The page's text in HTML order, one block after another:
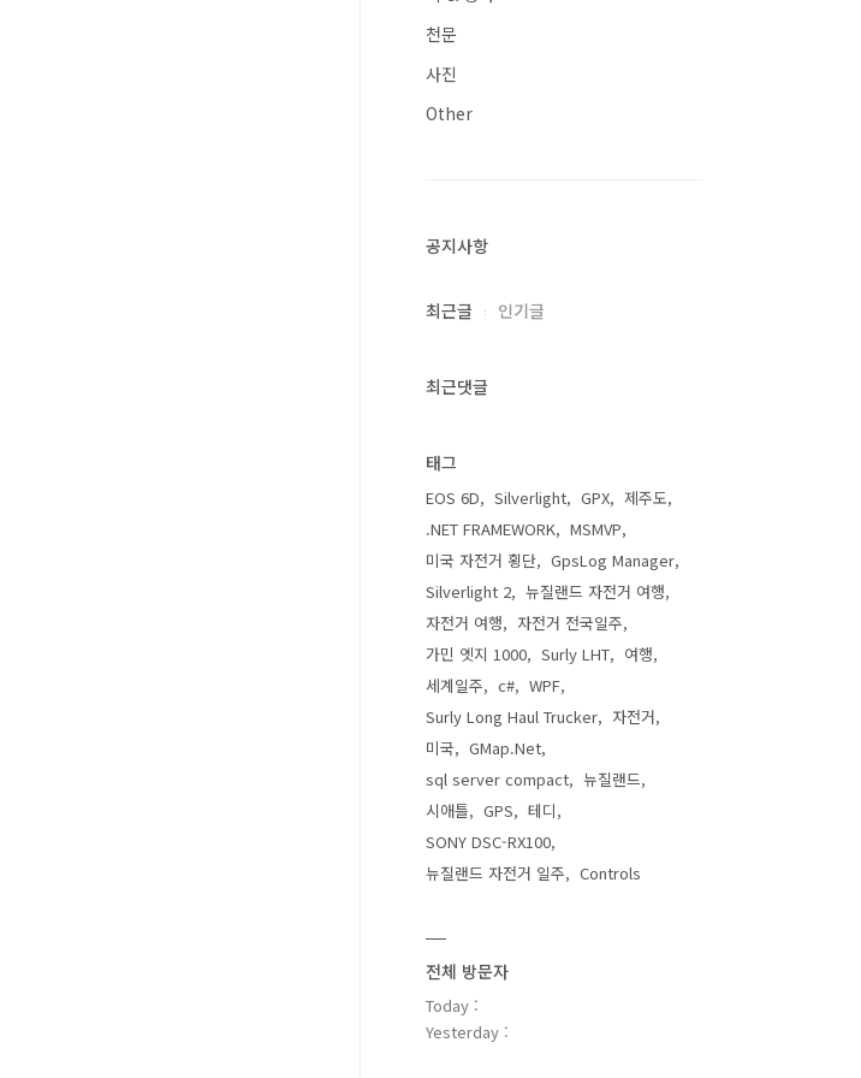
천문
사진
Other
공지사항
최근글 인기글
최근댓글
태그
EOS 6D Silverlight GPX
제주도
.NET FRAMEWORK
MSMVP
미국 자전거 횡단
GpsLog Manager
Silverlight 2
뉴질랜드 자전거 여행
자전거 여행
자전거 전국일주
가민 엣지 1000
Surly LHT
여행
세계일주
c#
WPF
Surly Long Haul Trucker
자전거
미국
GMap.Net
sql server compact
뉴질랜드
시애틀
GPS
테디
SONY DSC-RX100
뉴질랜드 자전거 일주
Controls
전체 방문자
Today :
Yesterday :